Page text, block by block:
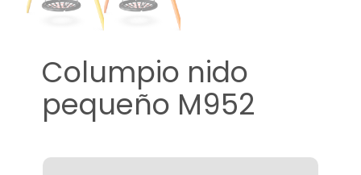
Columpio nido
pequeño M952